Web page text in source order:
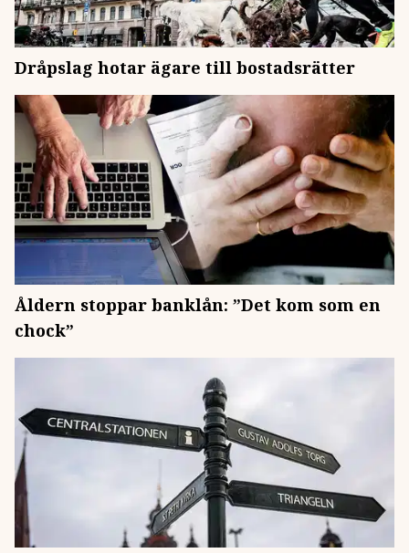
Dråpslag hotar ägare till bostadsrätter
Åldern stoppar banklån: ”Det kom som en
chock”